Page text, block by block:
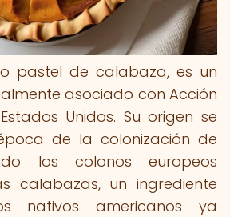
o pastel de calabaza, es un
asociado con Acción
Unidos. Su origen se
de la colonización de
los colonos europeos
calabazas, un ingrediente
nativos americanos ya